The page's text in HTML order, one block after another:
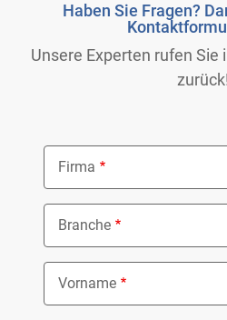
Haben Sie Fragen?
Unsere Experten rufen Sie
Firma
Branche
Nothing selected
Vorname